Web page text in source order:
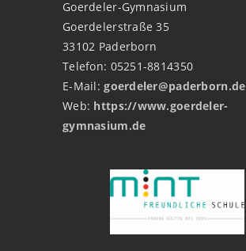
Goerdeler-Gymnasium
Goerdelerstraße 35
33102 Paderborn
Telefon: 05251-8814350
E-Mail:goerdeler@paderborn.de
Web: https://www.goerdeler-
gymnasium.de